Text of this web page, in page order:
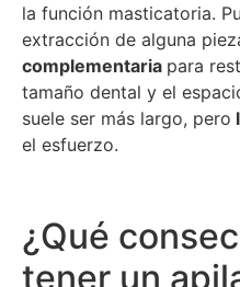
la función masticatoria.
extracción de alguna
complementaria para
tamaño dental y el
suele ser más largo, pero
el esfuerzo.
¿Qué
tener un